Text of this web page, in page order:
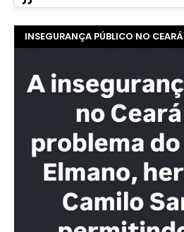
INSEGURANÇA PÚBLICO NO CEARÁ